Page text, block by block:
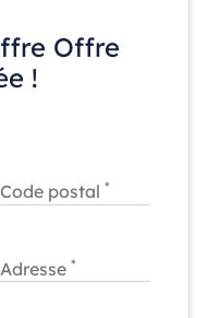
Offre
!
Code postal*
Adresse*